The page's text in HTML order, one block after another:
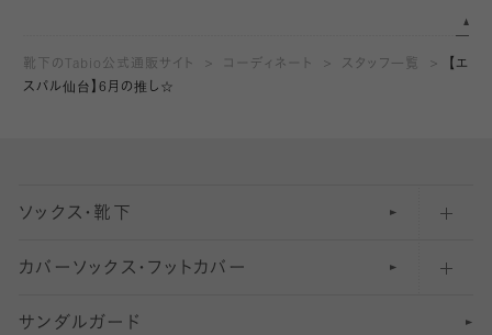
靴下のTabio公式通販サイト コーディネート スタッフ一覧
【エ
スパル仙台】6月の推し☆
ソックス・靴下
五本指ソックス・靴下
足袋ソックス・靴下
カバーソックス・フットカバー
フットカバー・カバーソックス（深め）
サンダルガード